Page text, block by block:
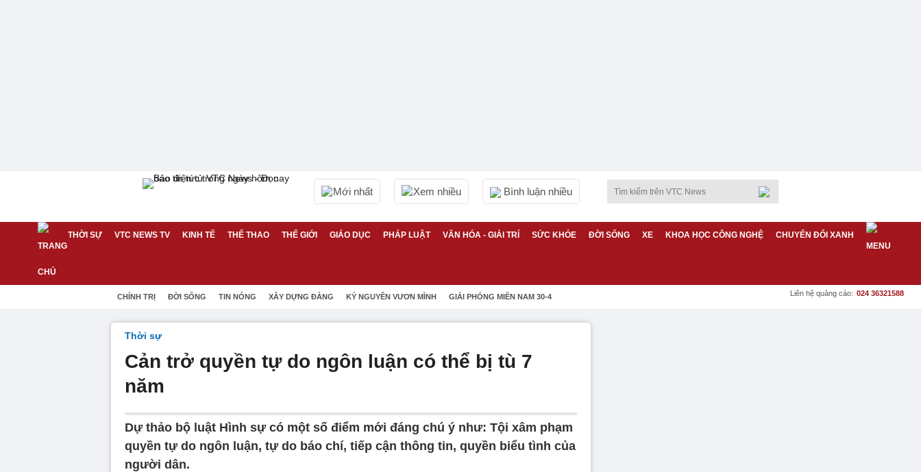
Mới nhất Xem nhiều Bình luận nhiều
THỜI SỰ VTC NEWS TV KINH TẾ THỂ THAO THẾ GIỚI GIÁO DỤC PHÁP LUẬT VĂN HÓA - GIẢI TRÍ SỨC KHỎE ĐỜI SỐNG XE KHOA HỌC CÔNG NGHỆ CHUYỂN ĐỔI XANH
CHÍNH TRỊ ĐỜI SỐNG TIN NÓNG XÂY DỰNG ĐẢNG KỶ NGUYÊN VƯƠN MÌNH GIẢI PHÓNG MIỀN NAM 30-4 Liên hệ quảng cáo: 024 36321588
Thời sự
Cản trở quyền tự do ngôn luận có thể bị tù 7
năm
Dự thảo bộ luật Hình sự có một số điểm mới đáng chú ý như: Tội xâm phạm
quyền tự do ngôn luận, tự do báo chí, tiếp cận thông tin, quyền biểu tình của
người dân.